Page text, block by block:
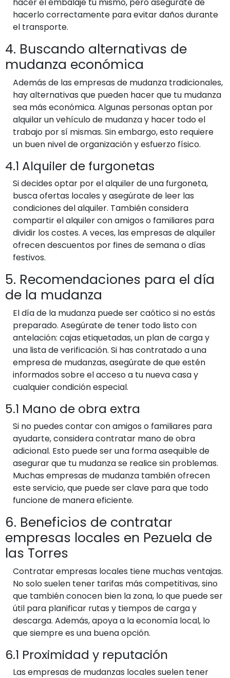
hacerlo correctamente para evitar daños durante
el transporte.
4. Buscando alternativas de
mudanza económica
Además de las empresas de mudanza tradicionales,
hay alternativas que pueden hacer que tu mudanza
sea más económica. Algunas personas optan por
alquilar un vehículo de mudanza y hacer todo el
trabajo por sí mismas. Sin embargo, esto requiere
un buen nivel de organización y esfuerzo físico.
4.1 Alquiler de furgonetas
Si decides optar por el alquiler de una furgoneta,
busca ofertas locales y asegúrate de leer las
condiciones del alquiler. También considera
compartir el alquiler con amigos o familiares para
dividir los costes. A veces, las empresas de alquiler
ofrecen descuentos por fines de semana o días
festivos.
5. Recomendaciones para el día
de la mudanza
El día de la mudanza puede ser caótico si no estás
preparado. Asegúrate de tener todo listo con
antelación: cajas etiquetadas, un plan de carga y
una lista de verificación. Si has contratado a una
empresa de mudanzas, asegúrate de que estén
informados sobre el acceso a tu nueva casa y
cualquier condición especial.
5.1 Mano de obra extra
Si no puedes contar con amigos o familiares para
ayudarte, considera contratar mano de obra
adicional. Esto puede ser una forma asequible de
asegurar que tu mudanza se realice sin problemas.
Muchas empresas de mudanza también ofrecen
este servicio, que puede ser clave para que todo
funcione de manera eficiente.
6. Beneficios de contratar
empresas locales en Pezuela de
las Torres
Contratar empresas locales tiene muchas ventajas.
No solo suelen tener tarifas más competitivas, sino
que también conocen bien la zona, lo que puede ser
útil para planificar rutas y tiempos de carga y
descarga. Además, apoya a la economía local, lo
que siempre es una buena opción.
6.1 Proximidad y reputación
Las empresas de mudanzas locales suelen tener